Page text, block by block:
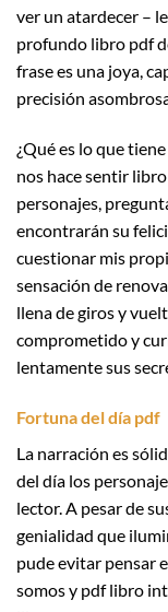
ver un atardecer –
profundo libro pdf
frase es una joya,
precisión
¿Qué es lo que
nos hace sentir
personajes,
encontrarán su
cuestionar mis
sensación de
llena de giros y
comprometido y
lentamente sus
Fortuna del día pdf
La narración es
del día los
lector. A pesar de
genialidad que
pude evitar pensar
somos y pdf libro